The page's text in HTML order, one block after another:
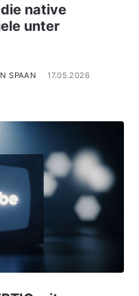
native
unter
SPAAN 17.05.2026